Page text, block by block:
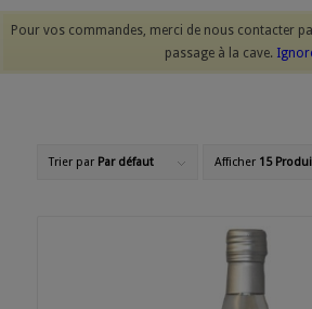
Pour vos commandes, merci de nous contacter
passage à la cave.
Trier par Par défaut Afficher 15